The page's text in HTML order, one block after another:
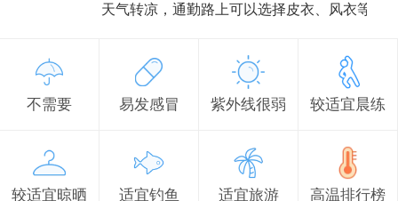
天气转凉，通勤路上可以选择皮衣、风衣等防
不需要 易发感冒 紫外线很弱 较适宜晨练
较适宜晾晒 适宜钓鱼 适宜旅游 高温排行榜